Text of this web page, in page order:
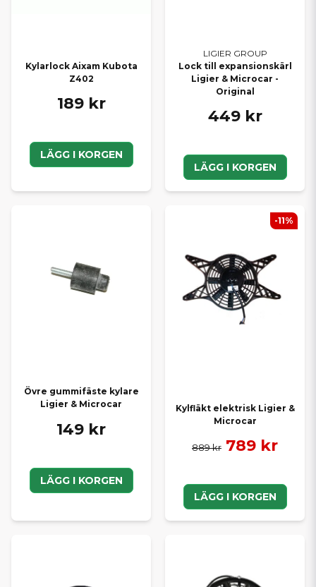
Kylarlock Aixam Kubota
Z402
189 kr
LÄGG I KORGEN
LIGIER GROUP
Lock till expansionskärl
Ligier & Microcar -
Original
449 kr
LÄGG I KORGEN
Övre gummifäste kylare
Ligier & Microcar
149 kr
LÄGG I KORGEN
Kylfläkt elektrisk Ligier &
Microcar
889 kr 789 kr
LÄGG I KORGEN
-11%